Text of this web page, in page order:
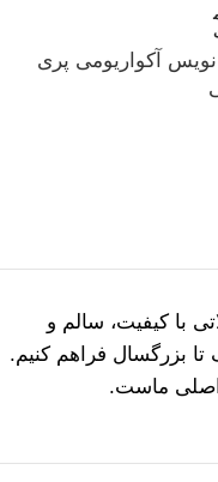
آکواریومی پری
با کیفیت، سالم و
تا بزرگسال فراهم کنیم.
اصلی ماست.